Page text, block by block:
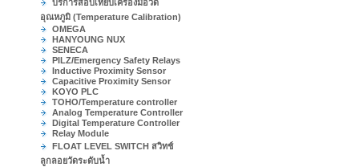
บริการสอบเทียบเครื่องมือวัด
อุณหภูมิ (Temperature Calibration)
OMEGA
HANYOUNG NUX
SENECA
PILZ/Emergency Safety Relays
Inductive Proximity Sensor
Capacitive Proximity Sensor
KOYO PLC
TOHO/Temperature controller
Analog Temperature Controller
Digital Temperature Controller
Relay Module
FLOAT LEVEL SWITCH สวิทช์
ลูกลอยวัดระดับน้ำ